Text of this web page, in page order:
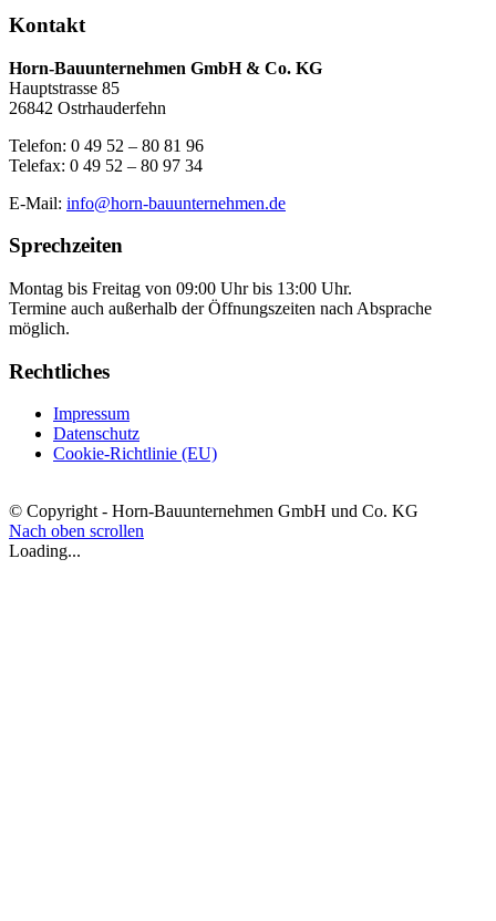
Kontakt
Horn-Bauunternehmen GmbH & Co. KG
Hauptstrasse 85
26842 Ostrhauderfehn
Telefon: 0 49 52 – 80 81 96
Telefax: 0 49 52 – 80 97 34
E-Mail: info@horn-bauunternehmen.de
Sprechzeiten
Montag bis Freitag von 09:00 Uhr bis 13:00 Uhr.
Termine auch außerhalb der Öffnungszeiten nach Absprache
möglich.
Rechtliches
Impressum
Datenschutz
Cookie-Richtlinie (EU)
© Copyright - Horn-Bauunternehmen GmbH und Co. KG
Nach oben scrollen
Loading...